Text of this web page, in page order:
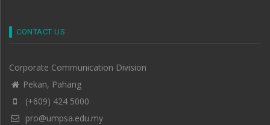
CONTACT US
Corporate Communication Division
Pekan, Pahang
(+609) 424 5000
pro@umpsa.edu.my